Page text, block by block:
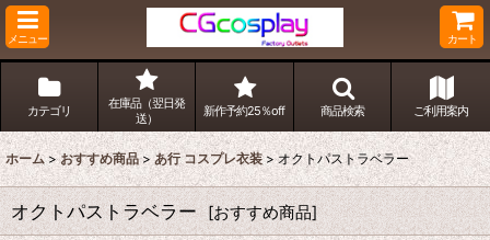
メニュー カート
カテゴリ
在庫品（翌日発
送）
新作予約25％off 商品検索 ご利用案内
ホーム > おすすめ商品 > あ行 コスプレ衣装 > オクトパストラベラー
オクトパストラベラー [おすすめ商品]